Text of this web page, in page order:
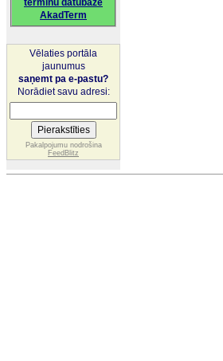
terminu datubāzē
AkadTerm
Vēlaties portāla
jaunumus
saņemt pa e-pastu?
Norādiet savu adresi:
Pakalpojumu nodrošina
FeedBlitz